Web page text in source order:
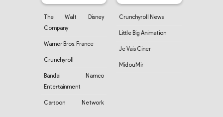
The Walt Disney
Company
Warner Bros. France
Crunchyroll
Bandai Namco
Entertainment
Cartoon Network
Crunchyroll News
Little Big Animation
Je Vais Ciner
MidouMir